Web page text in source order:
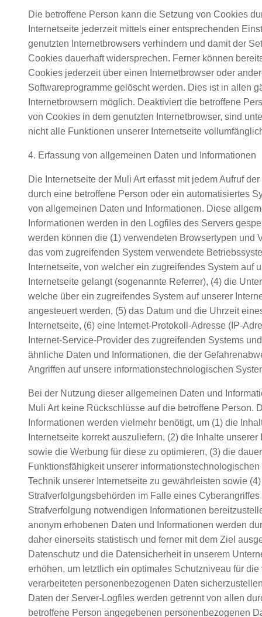
Die betroffene Person kann die Setzung von Cookies
Internetseite jederzeit mittels einer entsprechenden
genutzten Internetbrowsers verhindern und damit der
Cookies dauerhaft widersprechen. Ferner können
Cookies jederzeit über einen Internetbrowser oder
Softwareprogramme gelöscht werden. Dies ist in allen
Internetbrowsern möglich. Deaktiviert die betroffene
von Cookies in dem genutzten Internetbrowser, sind
nicht alle Funktionen unserer Internetseite
4. Erfassung von allgemeinen Daten und Informationen
Die Internetseite der Muli Art erfasst mit jedem Aufruf
durch eine betroffene Person oder ein automatisiertes
von allgemeinen Daten und Informationen. Diese
Informationen werden in den Logfiles des Servers
werden können die (1) verwendeten Browsertypen und
das vom zugreifenden System verwendete
Internetseite, von welcher ein zugreifendes System auf
Internetseite gelangt (sogenannte Referrer), (4) die
welche über ein zugreifendes System auf unserer
angesteuert werden, (5) das Datum und die Uhrzeit
Internetseite, (6) eine Internet-Protokoll-Adresse (IP-
Internet-Service-Provider des zugreifenden Systems
ähnliche Daten und Informationen, die der
Angriffen auf unsere informationstechnologischen
Bei der Nutzung dieser allgemeinen Daten und
Muli Art keine Rückschlüsse auf die betroffene Person.
Informationen werden vielmehr benötigt, um (1) die
Internetseite korrekt auszuliefern, (2) die Inhalte unserer
sowie die Werbung für diese zu optimieren, (3) die
Funktionsfähigkeit unserer
Technik unserer Internetseite zu gewährleisten sowie
Strafverfolgungsbehörden im Falle eines Cyberangriffes
Strafverfolgung notwendigen Informationen
anonym erhobenen Daten und Informationen werden
daher einerseits statistisch und ferner mit dem Ziel
Datenschutz und die Datensicherheit in unserem
erhöhen, um letztlich ein optimales Schutzniveau für die
verarbeiteten personenbezogenen Daten
Daten der Server-Logfiles werden getrennt von allen
betroffene Person angegebenen personenbezogenen